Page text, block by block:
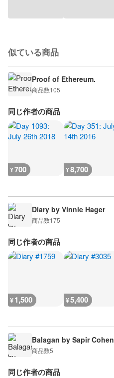
似ている商品
Proof of Ethereum.
商品数105
同じ作者の商品
¥700 ¥8,700
Diary by Vinnie Hager
商品数175
同じ作者の商品
¥1,500 ¥5,400
Balagan by Sapir Cohen
商品数5
同じ作者の商品